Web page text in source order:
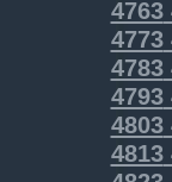
4763
4773
4783
4793
4803
4813